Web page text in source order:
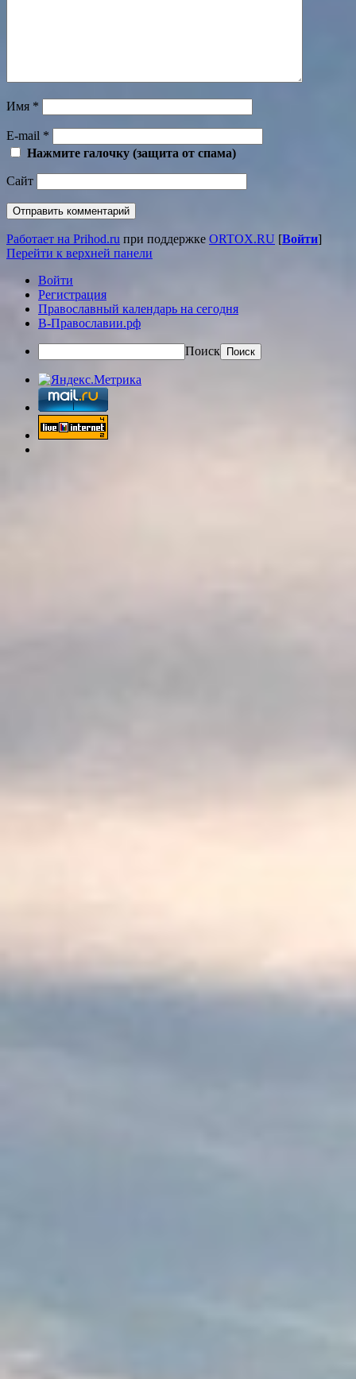
Имя *
E-mail *
Нажмите галочку (защита от спама)
Сайт
Работает на Prihod.ru при поддержке ORTOX.RU [Войти]
Перейти к верхней панели
Войти
Регистрация
Православный календарь на сегодня
В-Православии.рф
Поиск